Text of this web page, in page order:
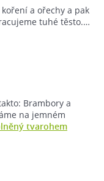
a ořechy a pak
tuhé těsto.…
Brambory a
na jemném
tvarohem